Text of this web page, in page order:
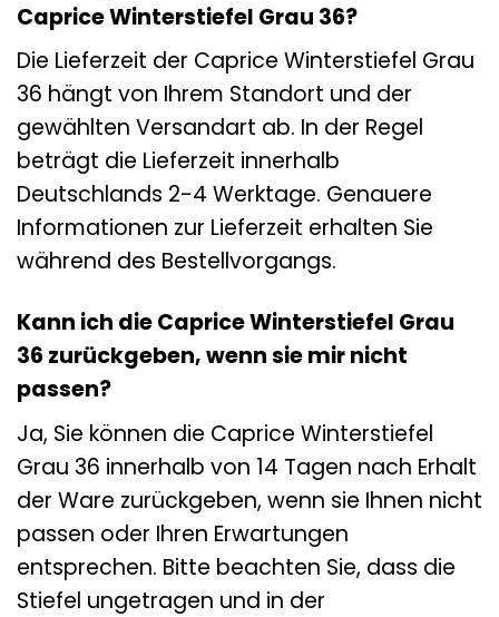
Caprice Winterstiefel Grau 36?
Die Lieferzeit der Caprice Winterstiefel Grau
36 hängt von Ihrem Standort und der
gewählten Versandart ab. In der Regel
beträgt die Lieferzeit innerhalb
Deutschlands 2-4 Werktage. Genauere
Informationen zur Lieferzeit erhalten Sie
während des Bestellvorgangs.
Kann ich die Caprice Winterstiefel Grau
36 zurückgeben, wenn sie mir nicht
passen?
Ja, Sie können die Caprice Winterstiefel
Grau 36 innerhalb von 14 Tagen nach Erhalt
der Ware zurückgeben, wenn sie Ihnen nicht
passen oder Ihren Erwartungen
entsprechen. Bitte beachten Sie, dass die
Stiefel ungetragen und in der